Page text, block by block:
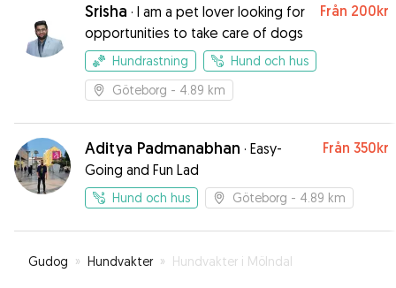
Srisha · I am a pet lover looking for
opportunities to take care of dogs
Från 200kr
Hundrastning
Hund och hus
Göteborg - 4.89 km
Aditya Padmanabhan · Easy-
Going and Fun Lad
Från 350kr
Hund och hus Göteborg - 4.89 km
Gudog » Hundvakter » Hundvakter i Mölndal